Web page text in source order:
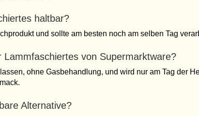
haltbar?
und sollte am besten noch am selben Tag
Lammfaschiertes von Supermarktware?
ohne Gasbehandlung, und wird nur am Tag der
Alternative?